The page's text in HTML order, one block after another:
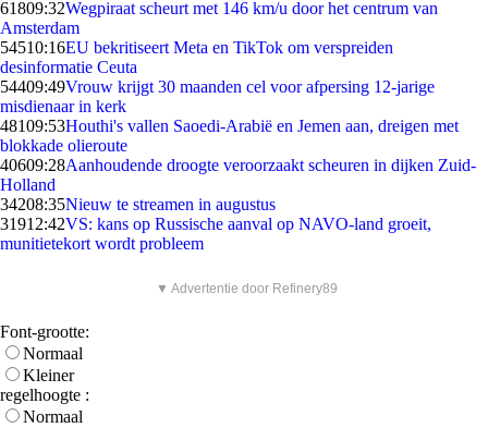
61809:32Wegpiraat scheurt met 146 km/u door het centrum van
Amsterdam
54510:16EU bekritiseert Meta en TikTok om verspreiden
desinformatie Ceuta
54409:49Vrouw krijgt 30 maanden cel voor afpersing 12-jarige
misdienaar in kerk
48109:53Houthi's vallen Saoedi-Arabië en Jemen aan, dreigen met
blokkade olieroute
40609:28Aanhoudende droogte veroorzaakt scheuren in dijken Zuid-
Holland
34208:35Nieuw te streamen in augustus
31912:42VS: kans op Russische aanval op NAVO-land groeit,
munitietekort wordt probleem
▼ Advertentie door Refinery89
Font-grootte:
Normaal
Kleiner
regelhoogte :
Normaal